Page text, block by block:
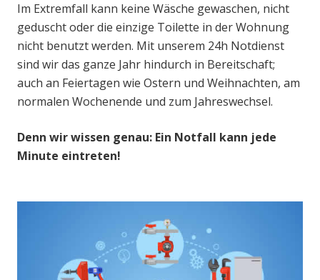
Im Extremfall kann keine Wäsche gewaschen, nicht
geduscht oder die einzige Toilette in der Wohnung
nicht benutzt werden. Mit unserem 24h Notdienst
sind wir das ganze Jahr hindurch in Bereitschaft;
auch an Feiertagen wie Ostern und Weihnachten, am
normalen Wochenende und zum Jahreswechsel.
Denn wir wissen genau: Ein Notfall kann jede
Minute eintreten!